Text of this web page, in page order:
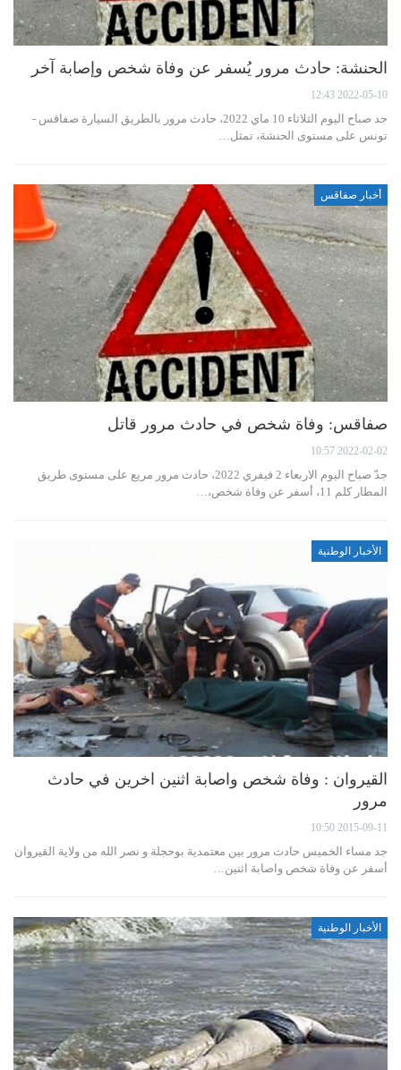
الحنشة: حادث مرور يُسفر عن وفاة شخص وإصابة آخر
2022-05-10 12:43
جد صباح اليوم الثلاثاء 10 ماي 2022، حادث مرور بالطريق السيارة صفاقس -
تونس على مستوى الحنشة، تمثل…
أخبار صفاقس
صفاقس: وفاة شخص في حادث مرور قاتل
2022-02-02 10:57
جدّ صباح اليوم الاربعاء 2 فيفري 2022، حادث مرور مريع على مستوى طريق
المطار كلم 11، أسفر عن وفاة شخص،…
الأخبار الوطنية
القيروان : وفاة شخص واصابة اثنين اخرين في حادث
مرور
2015-09-11 10:50
جد مساء الخميس حادث مرور بين معتمدية بوحجلة و نصر الله من ولاية القيروان
أسفر عن وفاة شخص واصابة اثنين…
الأخبار الوطنية